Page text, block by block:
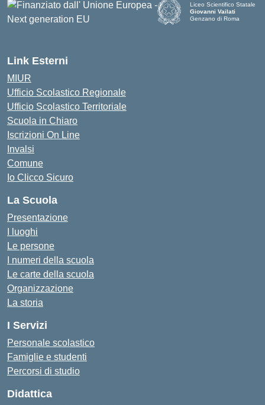
Liceo Scientifico Statale
Giovanni Vailati
Genzano di Roma
Link Esterni
MIUR
Ufficio Scolastico Regionale
Ufficio Scolastico Territoriale
Scuola in Chiaro
Iscrizioni On Line
Invalsi
Comune
Io Clicco Sicuro
La Scuola
Presentazione
I luoghi
Le persone
I numeri della scuola
Le carte della scuola
Organizzazione
La storia
I Servizi
Personale scolastico
Famiglie e studenti
Percorsi di studio
Didattica